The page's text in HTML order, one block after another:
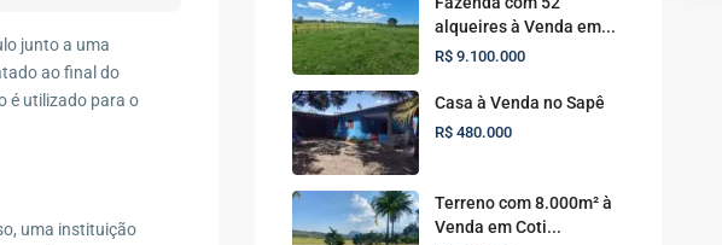
junto a uma
ao final do
é utilizado para o
uma instituição
alqueires à Venda em...
R$ 9.100.000
Casa à Venda no Sapê
R$ 480.000
Terreno com 8.000m² à
Venda em Coti...